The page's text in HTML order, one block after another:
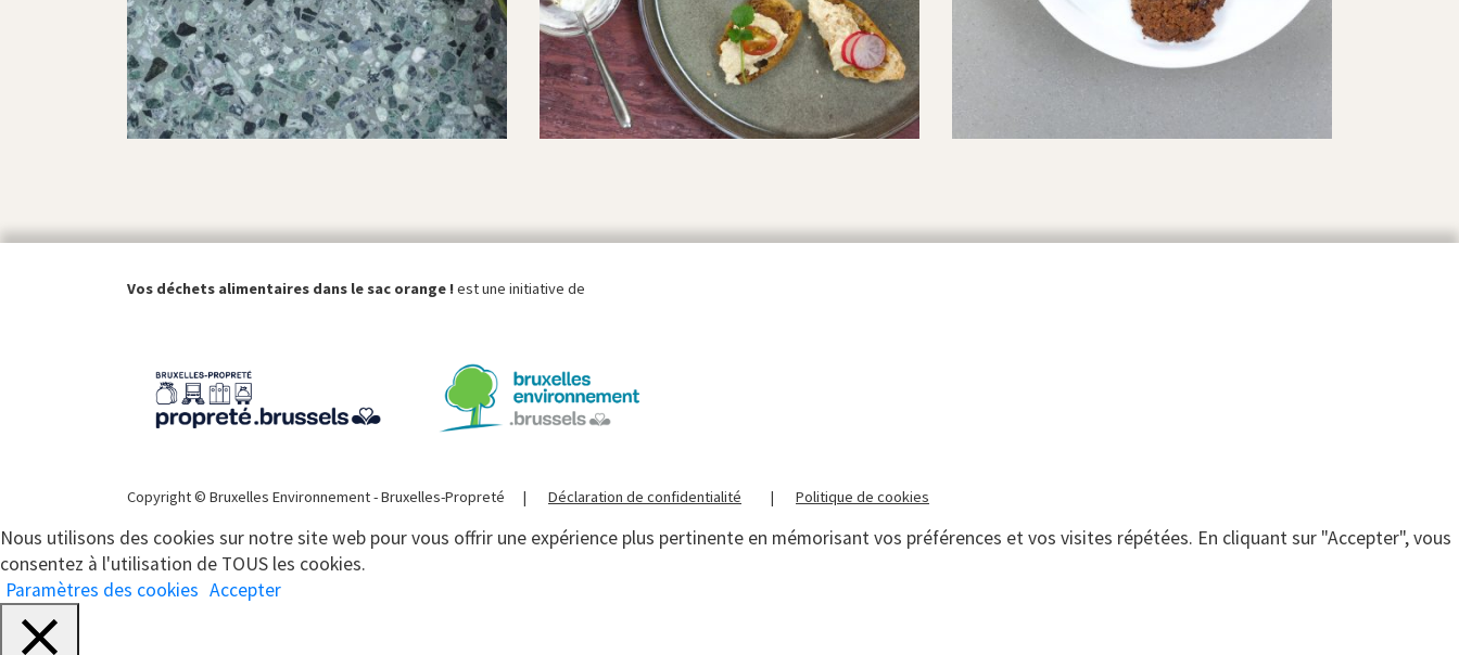
Vos déchets alimentaires dans le sac orange !est une initiative de
Copyright © Bruxelles Environnement - Bruxelles-Propreté Déclaration de confidentialité Politique de cookies
Nous utilisons des cookies sur notre site web pour vous offrir une expérience plus pertinente en mémorisant vos préférences et vos visites répétées. En cliquant sur "Accepter", vous
consentez à l'utilisation de TOUS les cookies.
Paramètres des cookies Accepter